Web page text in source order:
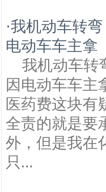
·我机动车转
电动车车主拿
我机动车转
因电动车车主
医药费这块有
全责的就是要
外，但是我在
只...